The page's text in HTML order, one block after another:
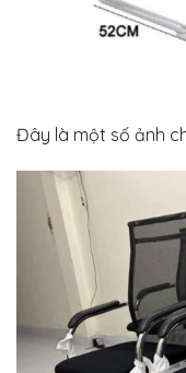
Đây là một số ảnh